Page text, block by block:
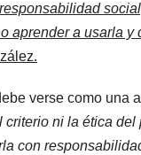
aprender a usarla y
verse como una
criterio ni la ética
con